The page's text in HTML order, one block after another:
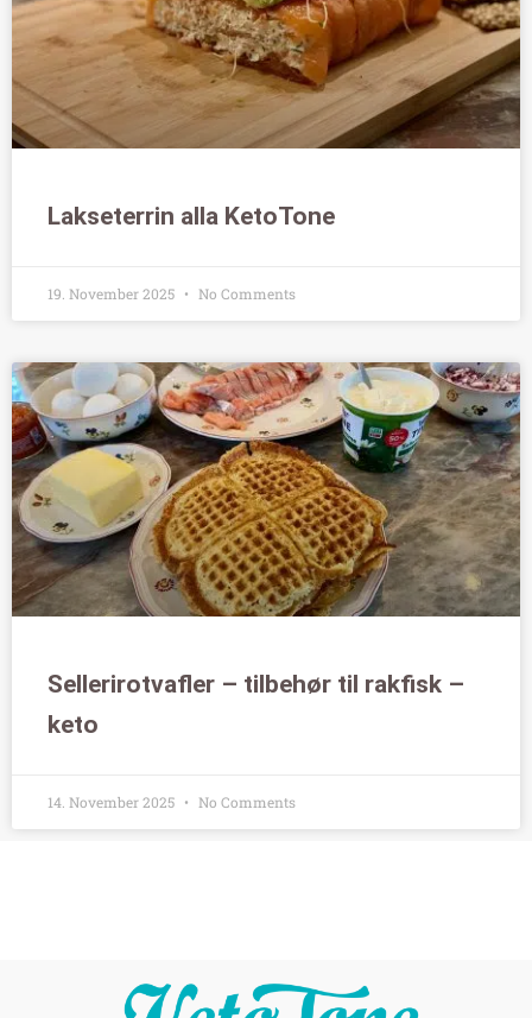
Lakseterrin alla KetoTone
19. November 2025 No Comments
Sellerirotvafler – tilbehør til rakfisk –
keto
14. November 2025 No Comments